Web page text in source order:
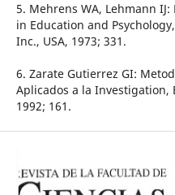
5. Mehrens WA, Lehmann
in Education and
Inc., USA, 1973; 331.
6. Zarate Gutierrez GI:
Aplicados a la Investigation,
1992; 161.